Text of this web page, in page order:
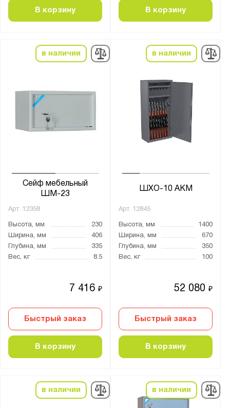
В корзину В корзину
в наличии
Сейф мебельный
ШМ-23
Арт. 12358
Высота, мм
230
Ширина, мм
406
Глубина, мм
335
Вес, кг
8.5
7 416₽
Быстрый заказ
В корзину
в наличии
ШХО-10 АКМ
Арт. 12845
Высота, мм
1400
Ширина, мм
670
Глубина, мм
350
Вес, кг
100
52 080₽
Быстрый заказ
В корзину
в наличии в наличии